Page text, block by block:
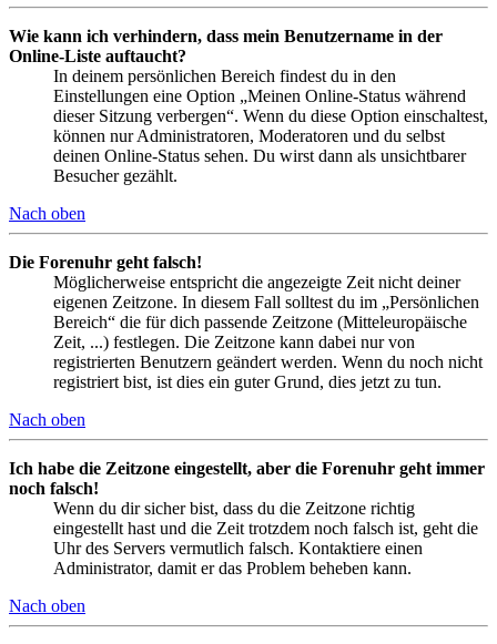
Wie kann ich verhindern, dass mein Benutzername in der
Online-Liste auftaucht?
In deinem persönlichen Bereich findest du in den
Einstellungen eine Option „Meinen Online-Status während
dieser Sitzung verbergen“. Wenn du diese Option einschaltest,
können nur Administratoren, Moderatoren und du selbst
deinen Online-Status sehen. Du wirst dann als unsichtbarer
Besucher gezählt.
Nach oben
Die Forenuhr geht falsch!
Möglicherweise entspricht die angezeigte Zeit nicht deiner
eigenen Zeitzone. In diesem Fall solltest du im „Persönlichen
Bereich“ die für dich passende Zeitzone (Mitteleuropäische
Zeit, ...) festlegen. Die Zeitzone kann dabei nur von
registrierten Benutzern geändert werden. Wenn du noch nicht
registriert bist, ist dies ein guter Grund, dies jetzt zu tun.
Nach oben
Ich habe die Zeitzone eingestellt, aber die Forenuhr geht immer
noch falsch!
Wenn du dir sicher bist, dass du die Zeitzone richtig
eingestellt hast und die Zeit trotzdem noch falsch ist, geht die
Uhr des Servers vermutlich falsch. Kontaktiere einen
Administrator, damit er das Problem beheben kann.
Nach oben